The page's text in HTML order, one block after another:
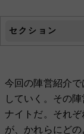
セクション
機械教団騎士同盟
玉座に結ばれし先駆
今回の陣営紹介
していく。その
ナイトだ。それ
が、かれらにどの